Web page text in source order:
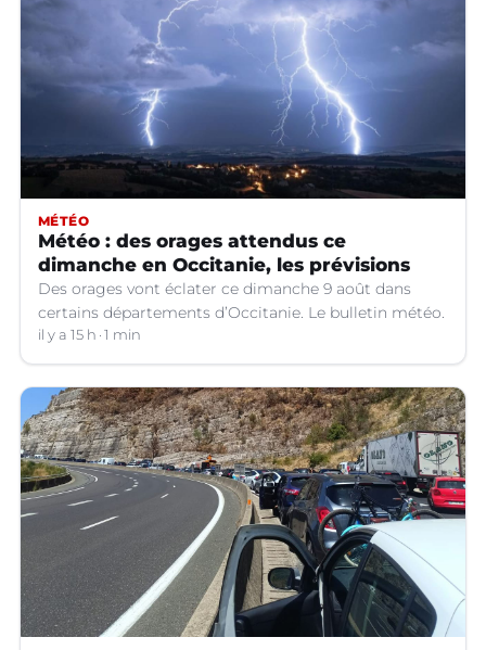
MÉTÉO
Météo : des orages attendus ce
dimanche en Occitanie, les prévisions
Des orages vont éclater ce dimanche 9 août dans
certains départements d’Occitanie. Le bulletin météo.
il y a 15 h 1 min